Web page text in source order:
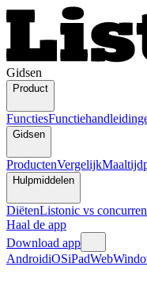
Gidsen
Product
Functies
Gidsen
ProductenVergelijk
Hulpmiddelen
DiëtenListonic vs
Haal de app
Download app
AndroidiOSiPadWeb